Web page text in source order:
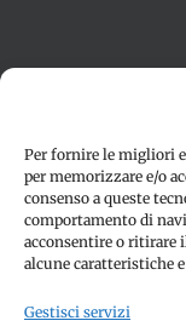
Per fornire le migliori
per memorizzare e/o
consenso a queste
comportamento di
acconsentire o ritirare
alcune caratteristiche
Gestisci servizi